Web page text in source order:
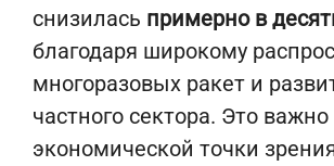
снизилась примерно в
благодаря широкому
многоразовых ракет и
частного сектора. Это
экономической точки